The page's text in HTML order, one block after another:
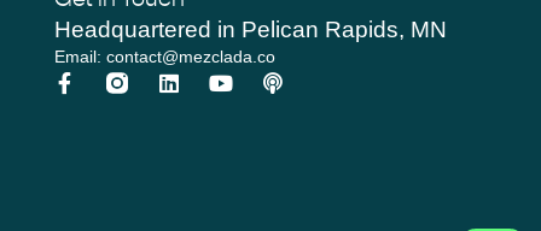
Headquartered in Pelican Rapids, MN
Email: contact@mezclada.co